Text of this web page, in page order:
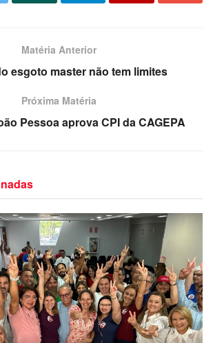
Matéria Anterior
esgoto master não tem limites
Próxima Matéria
Pessoa aprova CPI da CAGEPA